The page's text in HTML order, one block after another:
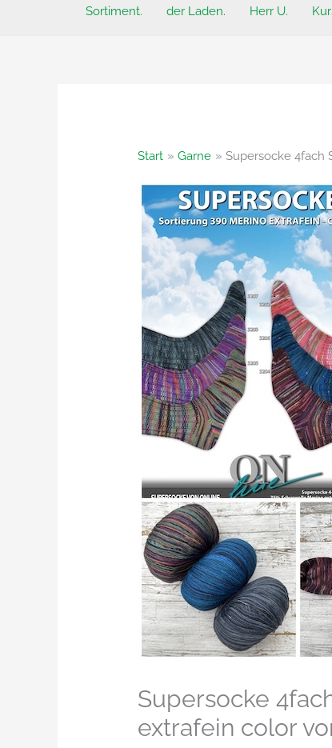
Sortiment. der Laden. Herr U.
Start Garne Supersocke 4fach
Supersocke
extrafein color